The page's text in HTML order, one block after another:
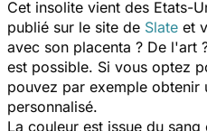
Cet insolite vient des Etats-
publié sur le site de Slate et
avec son placenta ? De l'art
est possible. Si vous optez
pouvez par exemple obtenir
personnalisé.
La couleur est issue du